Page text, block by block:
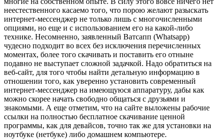
неестественного касаемо того, что порою желают разыскать
интернет-мессенджер не только лишь с многочисленными
опциями, но еще и с использованием его на какой-либо
технике. Несомненно, заявленный Ватсапп (Whatsapp)
чудесно подходит во всех без исключения перечисленных
моментах, более того скачивать и поставить его отныне
подавно не выступает сложной задачкой. Надо обратиться на
веб-сайт, для того чтобы найти детальную информацию в
отношении того, как уверенно установить современный
интернет-мессенджер на имеющуюся аппаратуру, дабы как
можно скорее начать свободно общаться с друзьями и
знакомыми. А еще отметим, что на сайте выложены рабочие
ссылки на полностью бесплатное скачивание ценной
программы, как для девайсов, точно так же для установки на
ноутбуке (нетбуке) либо домашнем компьютере.